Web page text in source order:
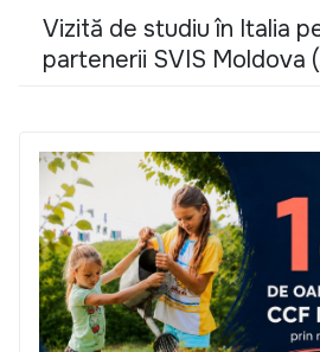
Vizită de studiu în Italia
partenerii SVIS Moldova